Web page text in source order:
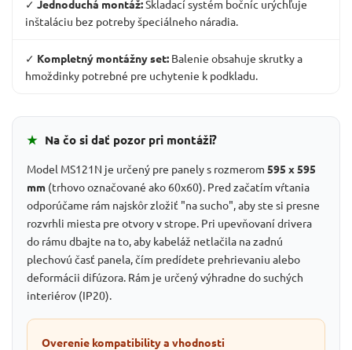
✓ Jednoduchá montáž:Skladací systém bočníc urýchľuje
inštaláciu bez potreby špeciálneho náradia.
✓ Kompletný montážny set: Balenie obsahuje skrutky a
hmoždinky potrebné pre uchytenie k podkladu.
★ Na čo si dať pozor pri montáži?
Model MS121N je určený pre panely s rozmerom 595 x 595
mm (trhovo označované ako 60x60). Pred začatím vŕtania
odporúčame rám najskôr zložiť "na sucho", aby ste si presne
rozvrhli miesta pre otvory v strope. Pri upevňovaní drivera
do rámu dbajte na to, aby kabeláž netlačila na zadnú
plechovú časť panela, čím predídete prehrievaniu alebo
deformácii difúzora. Rám je určený výhradne do suchých
interiérov (IP20).
Overenie kompatibility a vhodnosti